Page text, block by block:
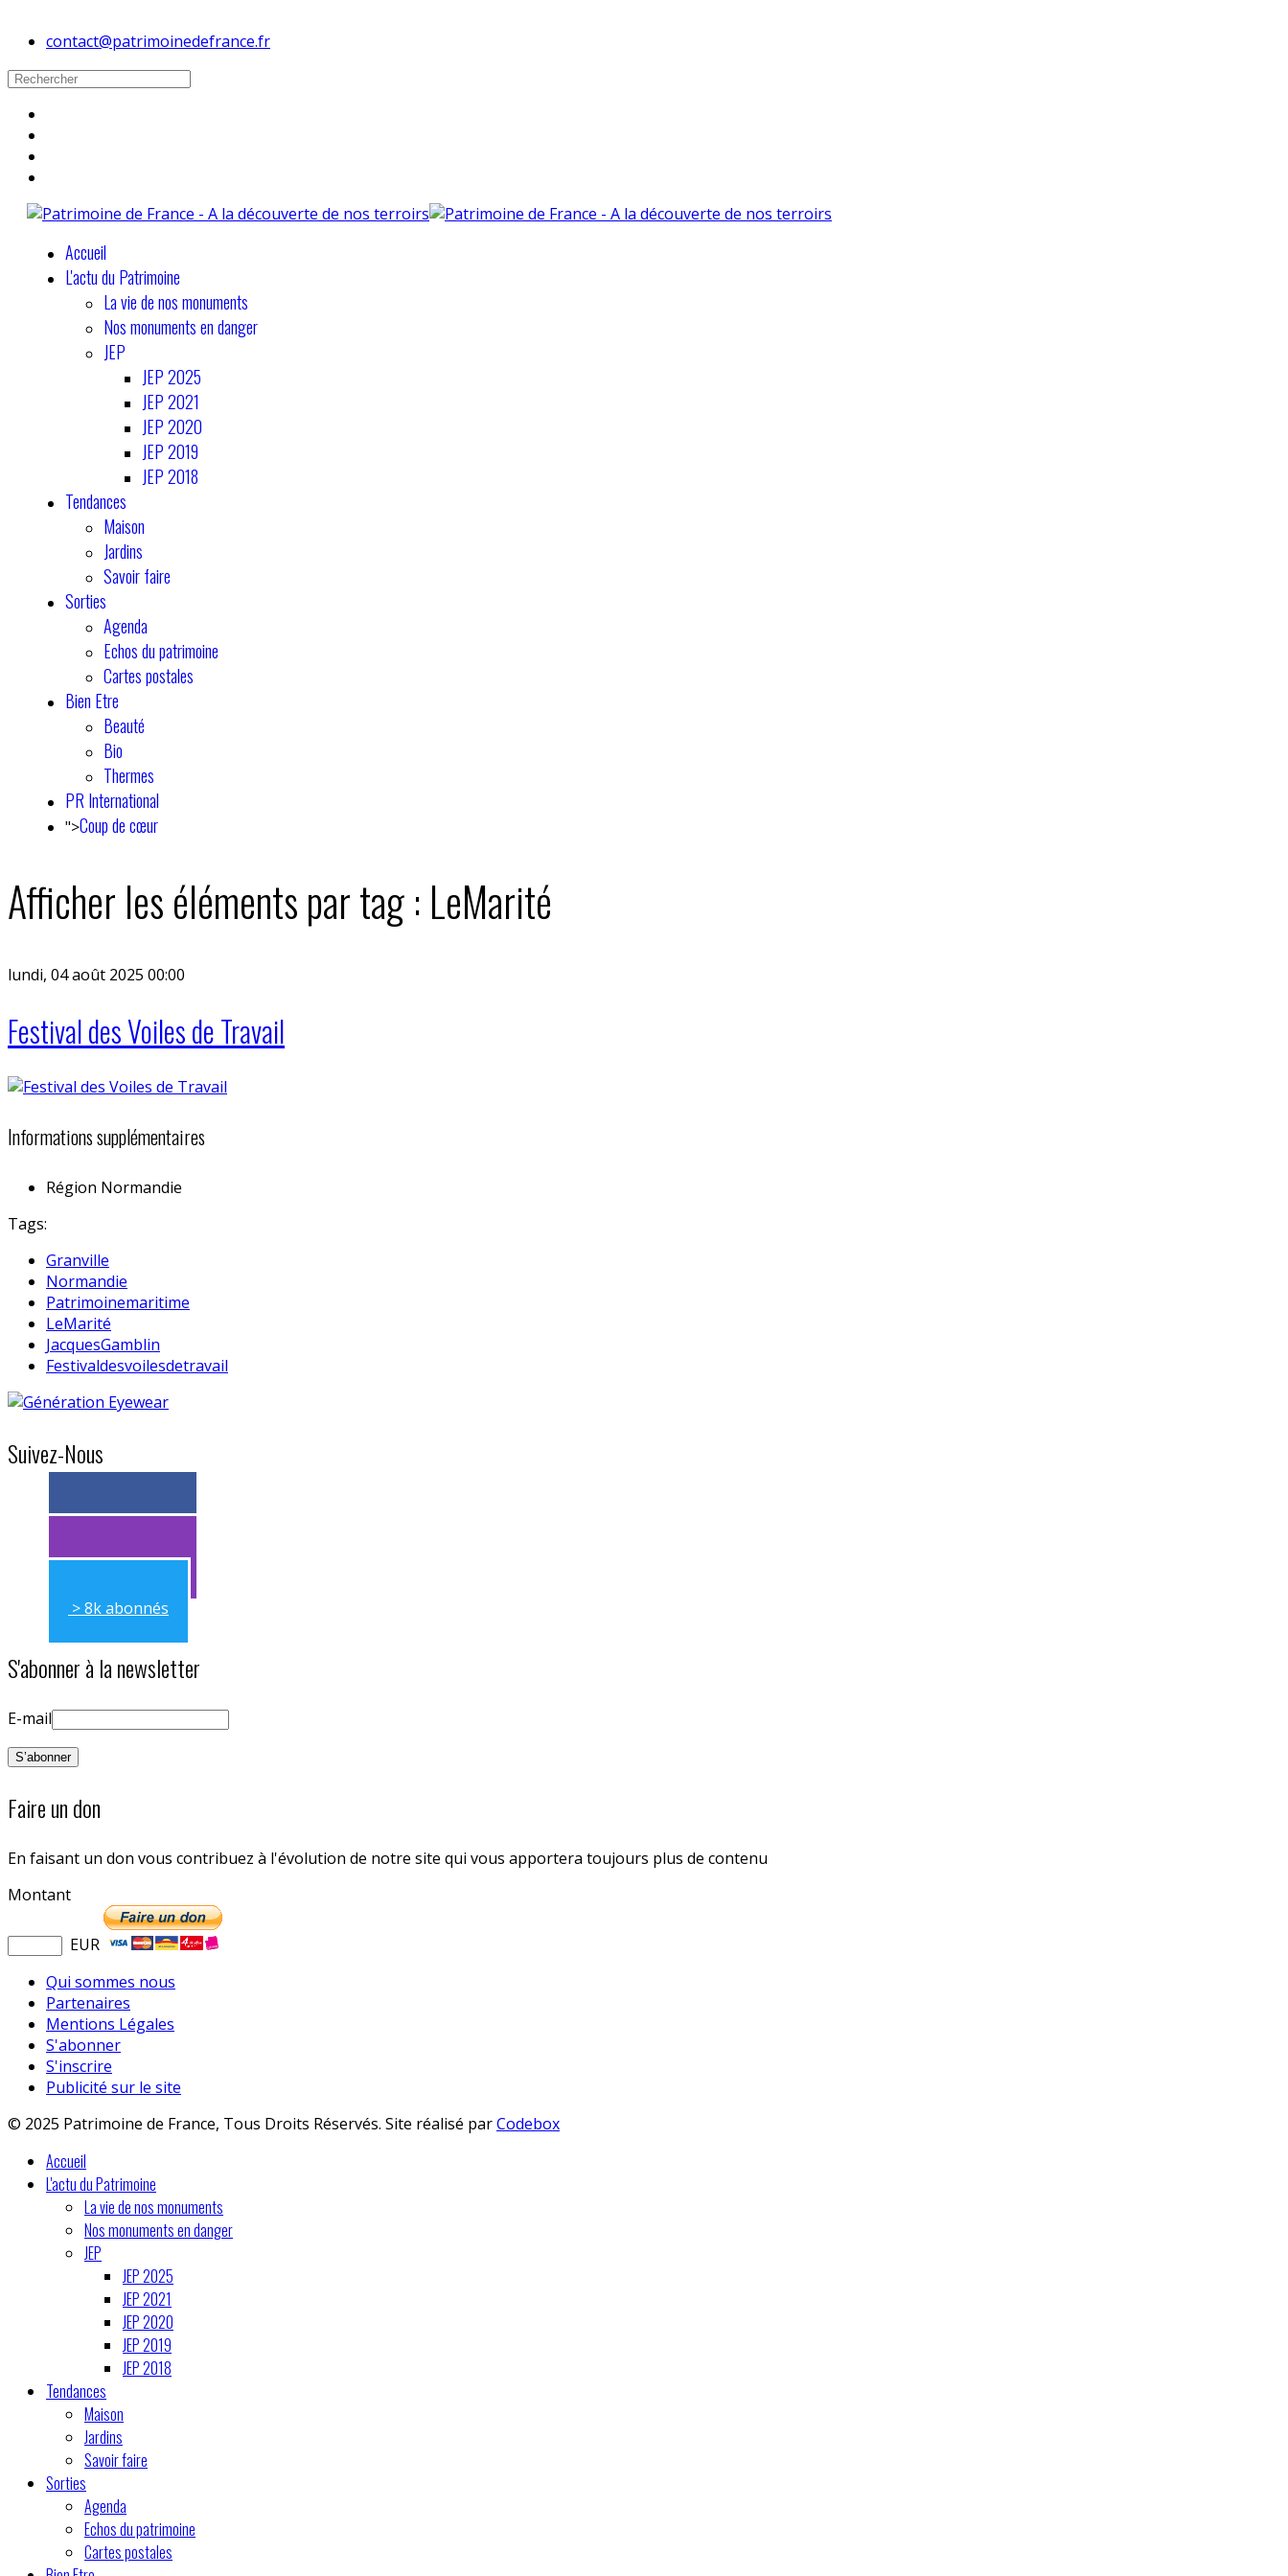
contact@patrimoinedefrance.fr
Accueil
L'actu du Patrimoine
La vie de nos monuments
Nos monuments en danger
JEP
JEP 2025
JEP 2021
JEP 2020
JEP 2019
JEP 2018
Tendances
Maison
Jardins
Savoir faire
Sorties
Agenda
Echos du patrimoine
Cartes postales
Bien Etre
Beauté
Bio
Thermes
PR International
">Coup de cœur
Afficher les éléments par tag : LeMarité
lundi, 04 août 2025 00:00
Festival des Voiles de Travail
Informations supplémentaires
Région Normandie
Tags:
Granville
Normandie
Patrimoinemaritime
LeMarité
JacquesGamblin
Festivaldesvoilesdetravail
Suivez-Nous
> 11k abonnés
> 11k abonnés
> 8k abonnés
S'abonner à la newsletter
E-mail
Faire un don
En faisant un don vous contribuez à l'évolution de notre site qui vous apportera toujours plus de contenu
Montant
EUR
Qui sommes nous
Partenaires
Mentions Légales
S'abonner
S'inscrire
Publicité sur le site
© 2025 Patrimoine de France, Tous Droits Réservés. Site réalisé parCodebox
Accueil
L'actu du Patrimoine
La vie de nos monuments
Nos monuments en danger
JEP
JEP 2025
JEP 2021
JEP 2020
JEP 2019
JEP 2018
Tendances
Maison
Jardins
Savoir faire
Sorties
Agenda
Echos du patrimoine
Cartes postales